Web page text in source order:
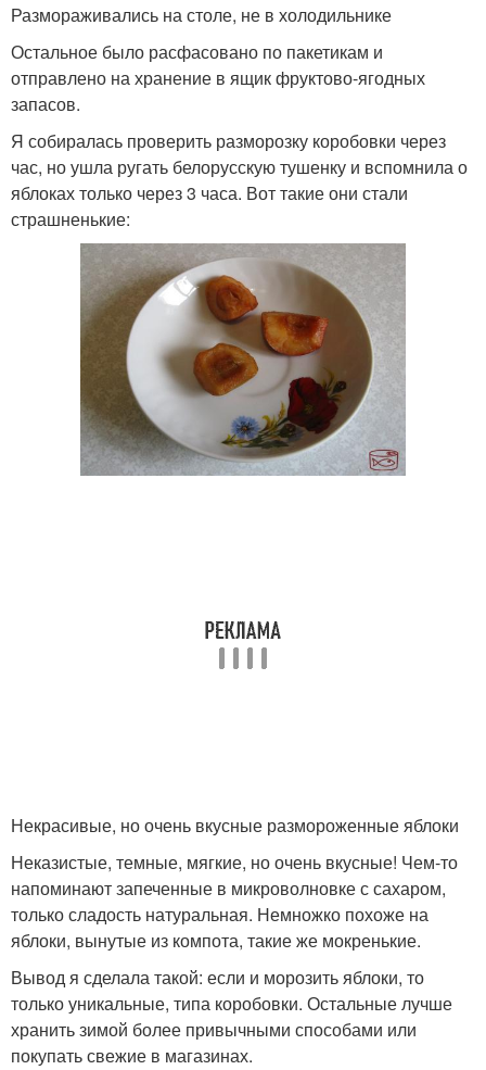
Размораживались на столе, не в холодильнике
Остальное было расфасовано по пакетикам и
отправлено на хранение в ящик фруктово-ягодных
запасов.
Я собиралась проверить разморозку коробовки через
час, но ушла ругать белорусскую тушенку и вспомнила о
яблоках только через 3 часа. Вот такие они стали
страшненькие:
Некрасивые, но очень вкусные размороженные яблоки
Неказистые, темные, мягкие, но очень вкусные! Чем-то
напоминают запеченные в микроволновке с сахаром,
только сладость натуральная. Немножко похоже на
яблоки, вынутые из компота, такие же мокренькие.
Вывод я сделала такой: если и морозить яблоки, то
только уникальные, типа коробовки. Остальные лучше
хранить зимой более привычными способами или
покупать свежие в магазинах.